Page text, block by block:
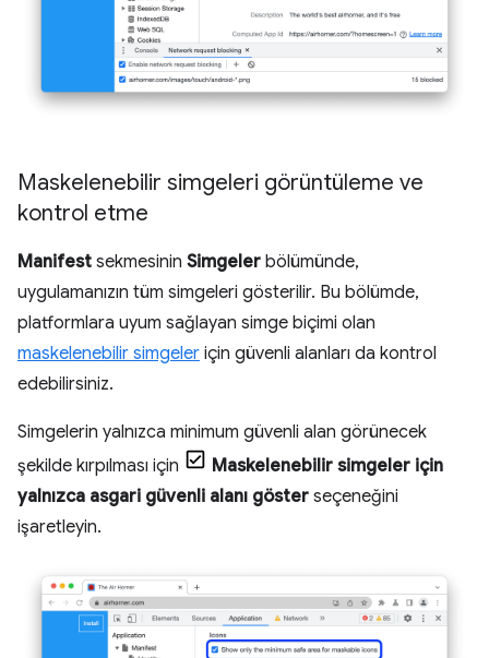
Maskelenebilir simgeleri görüntüleme ve
kontrol etme
Manifest sekmesinin Simgeler bölümünde,
uygulamanızın tüm simgeleri gösterilir. Bu bölümde,
platformlara uyum sağlayan simge biçimi olan
maskelenebilir simgeler için güvenli alanları da kontrol
edebilirsiniz.
Simgelerin yalnızca minimum güvenli alan görünecek
şekilde kırpılması için
Maskelenebilir simgeler için
yalnızca asgari güvenli alanı göster seçeneğini
işaretleyin.